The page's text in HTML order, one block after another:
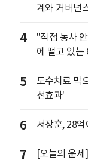
계와 거버넌
4
"직접 농사
에 떨고 있는
5
도수치료 막
선효과'
6 서장훈, 28
7 [오늘의 운